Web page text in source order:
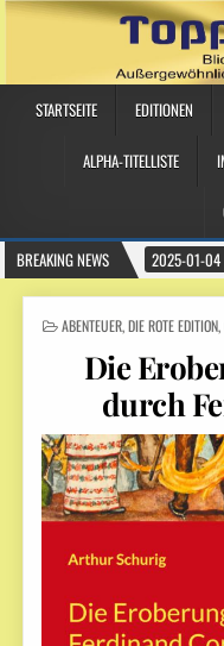
STARTSEITE EDITIONEN
ALPHA-TITELLISTE
BREAKING NEWS
2025-01-04
POSTED IN
ABENTEUER,DIE ROTE EDITION,
Die
durch